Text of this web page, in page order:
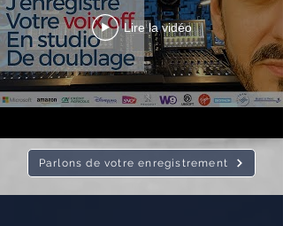
Lire la vidéo
Parlons de votre enregistrement